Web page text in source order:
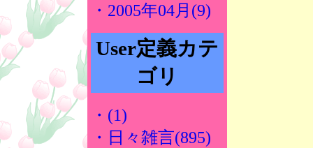
・2005年04月(9)
User定義カテ
ゴリ
・(1)
・日々雑言(895)